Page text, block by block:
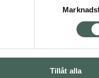
Tillåt alla